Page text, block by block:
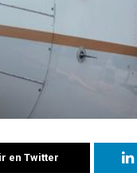
en Twitter